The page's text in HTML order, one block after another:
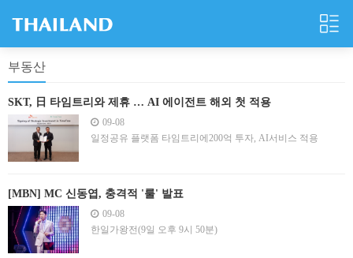
부동산
SKT, 日 타임트리와 제휴 … AI 에이전트 해외 첫 적용
09-08
일정공유 플랫폼 타임트리에200억 투자, AI서비스 적용
[MBN] MC 신동엽, 충격적 '룰' 발표
09-08
한일가왕전(9일 오후 9시 50분)